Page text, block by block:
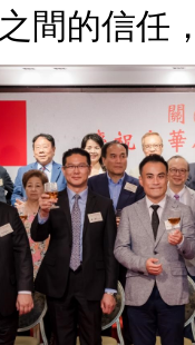
之間的信任